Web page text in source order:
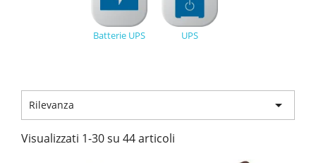
Batterie UPS UPS
Rilevanza 
Visualizzati 1-30 su 44 articoli